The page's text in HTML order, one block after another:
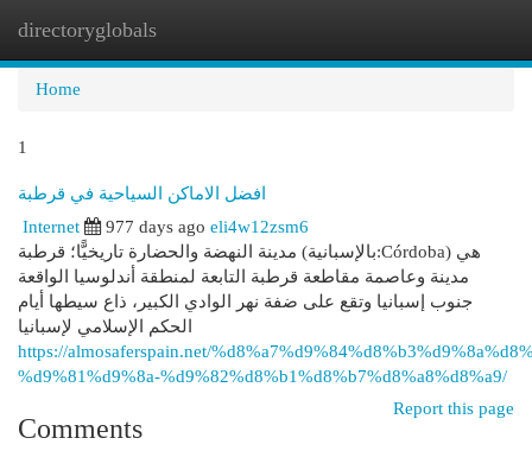
directoryglobals
Home
1
افضل الاماكن السياحية في قرطبة
Internet
977 days ago eli4w12zsm6
مدينة النهضة والحضارة تاريخيًّا؛ قرطبة (بالإسبانية:Córdoba) هي
مدينة وعاصمة مقاطعة قرطبة التابعة لمنطقة أندلوسيا الواقعة
جنوب إسبانيا وتقع على ضفة نهر الوادي الكبير، ذاع سيطها أيام
الحكم الإسلامي لإسبانيا
https://almosaferspain.net/
%d9%81%d9%8a-%d9%82%d8%b1%d8%b7%d8%a8%d8%a9/
Report this page
Comments